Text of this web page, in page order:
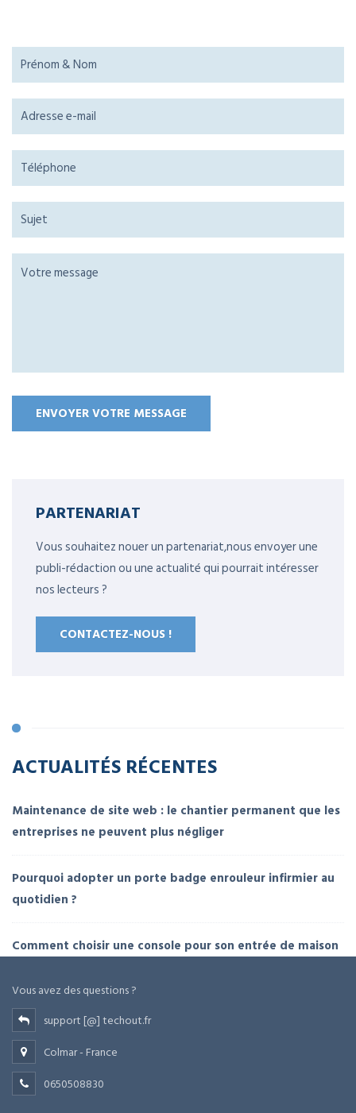
PARTENARIAT
Vous souhaitez nouer un partenariat,nous envoyer une
publi-rédaction ou une actualité qui pourrait intéresser
nos lecteurs ?
CONTACTEZ-NOUS !
ACTUALITÉS RÉCENTES
Maintenance de site web : le chantier permanent que les
entreprises ne peuvent plus négliger
Pourquoi adopter un porte badge enrouleur infirmier au
quotidien ?
Comment choisir une console pour son entrée de maison
Vous avez des questions ?
support [@] techout.fr
Colmar - France
0650508830